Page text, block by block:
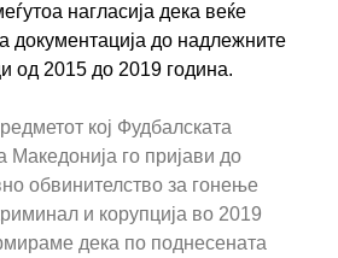
нагласија дека веќе
документација до надлежните
од 2015 до 2019 година.
кој Фудбалската
Македонија го пријави до
обвинителство за гонење
и корупција во 2019
дека по поднесената